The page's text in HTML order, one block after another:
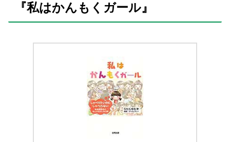
『私はかんもくガール』